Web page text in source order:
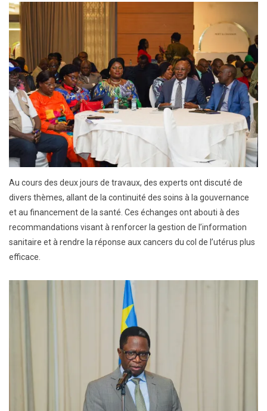
Au cours des deux jours de travaux, des experts ont discuté de
divers thèmes, allant de la continuité des soins à la gouvernance
et au financement de la santé. Ces échanges ont abouti à des
recommandations visant à renforcer la gestion de l’information
sanitaire et à rendre la réponse aux cancers du col de l’utérus plus
efficace.